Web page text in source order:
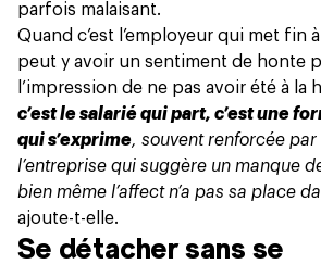
parfois malaisant.
Quand c’est l’employeur qui met fin
peut y avoir un sentiment de honte
l’impression de ne pas avoir été à la
c’est le salarié qui part, c’est une
qui s’exprime, souvent renforcée
l’entreprise qui suggère un manque
bien même l’affect n’a pas sa place
ajoute-t-elle.
Se détacher sans se